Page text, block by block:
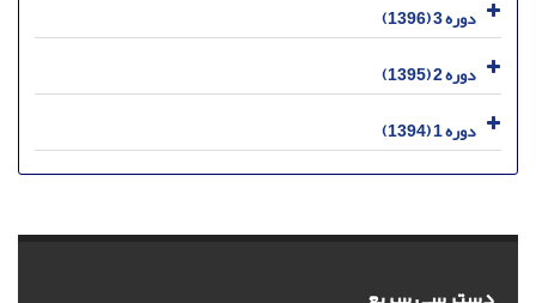
دوره 3 (1396)
دوره 2 (1395)
دوره 1 (1394)